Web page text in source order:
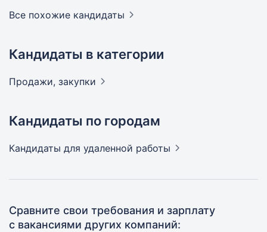
Все похожие кандидаты
Кандидаты в категории
Продажи, закупки
Кандидаты по городам
Кандидаты для удаленной работы
Сравните свои требования и зарплату
с вакансиями других компаний: